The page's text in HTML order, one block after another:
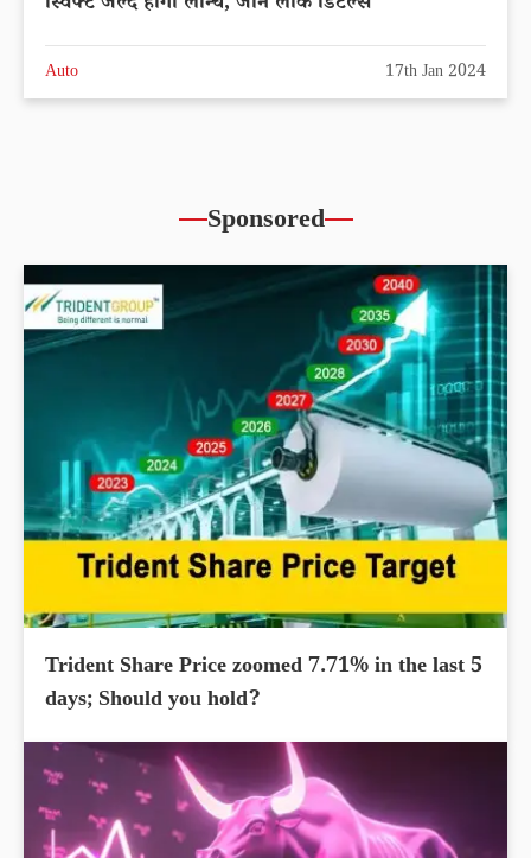
Auto 17th Jan 2024
Sponsored
Trident Share Price zoomed 7.71% in the last 5
days; Should you hold?